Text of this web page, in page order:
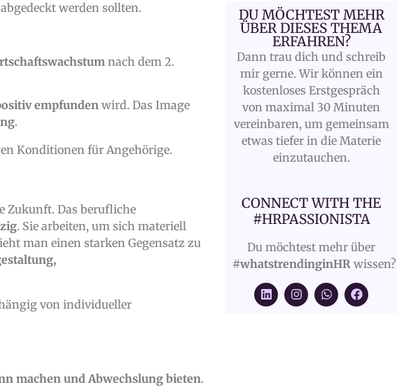
werden sollten.
nach dem 2.
empfundenwird. Das Image
.
Konditionen für Angehörige.
Zukunft. Das berufliche
. Sie arbeiten, um sich materiell
man einen starken Gegensatz zu
von individueller
machen und Abwechslung bieten.
DU MÖCHTEST MEHR
ÜBER DIESES THEMA
ERFAHREN?
Dann trau dich und schreib
mir gerne. Wir können ein
kostenloses Erstgespräch
von maximal 30 Minuten
vereinbaren, um gemeinsam
etwas tiefer in die Materie
einzutauchen.
CONNECT WITH THE
#HRPASSIONISTA
Du möchtest mehr über
#whatstrendinginHR wissen?